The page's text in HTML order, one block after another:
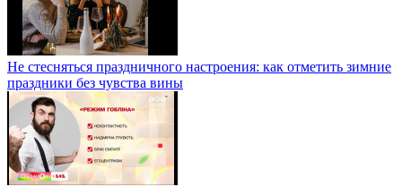
Не стесняться праздничного настроения: как отметить зимние
праздники без чувства вины